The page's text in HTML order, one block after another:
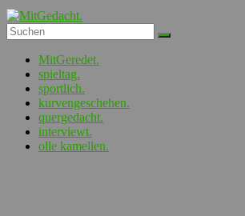
MitGeredet.
spieltag.
sportlich.
kurvengeschehen.
quergedacht.
interviewt.
olle kamellen.